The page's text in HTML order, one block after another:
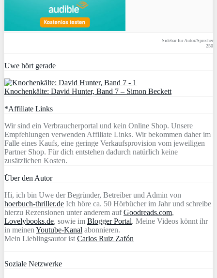
Sidebar für Autor/Sprecher
250
Uwe hört gerade
Knochenkälte: David Hunter, Band 7 – Simon Beckett
*Affiliate Links
Wir sind ein Verbraucherportal und kein Online Shop. Unsere
Empfehlungen verwenden Affiliate Links. Wir bekommen daher im
Falle eines Kaufs, eine geringe Verkaufsprovision vom jeweiligen
Partner Shop. Für dich entstehen dadurch natürlich keine
zusätzlichen Kosten.
Über den Autor
Hi, ich bin Uwe der Begründer, Betreiber und Admin von
hoerbuch-thriller.de Ich höre ca. 50 Hörbücher im Jahr und schreibe
hierzu Rezensionen unter anderem aufGoodreads.com,
Lovelybooks.de, sowie im Blogger Portal. Meine Videos könnt ihr
in meinen Youtube-Kanal abonnieren.
Mein Lieblingsautor ist Carlos Ruiz Zafón
Soziale Netzwerke